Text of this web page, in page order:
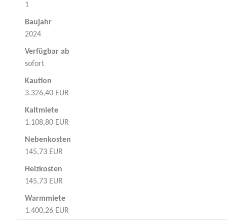
1
Baujahr
2024
Verfügbar ab
sofort
Kaution
3.326,40 EUR
Kaltmiete
1.108,80 EUR
Nebenkosten
145,73 EUR
Heizkosten
145,73 EUR
Warmmiete
1.400,26 EUR